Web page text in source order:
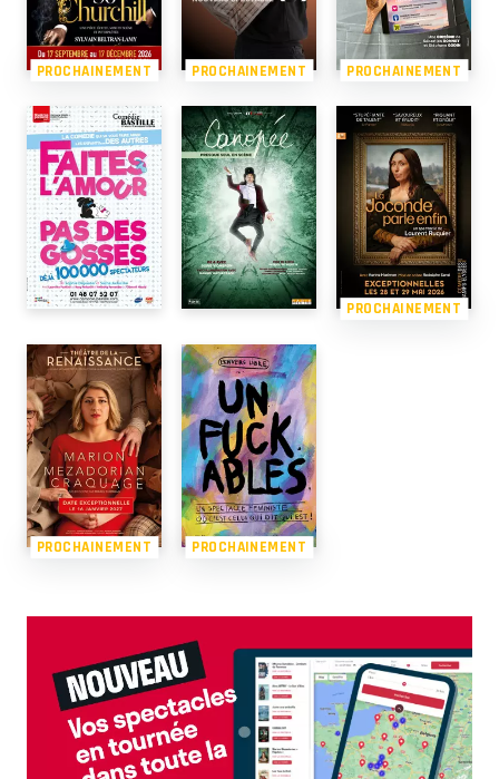
PROCHAINEMENT PROCHAINEMENT PROCHAINEMENT
PROCHAINEMENT
PROCHAINEMENT PROCHAINEMENT